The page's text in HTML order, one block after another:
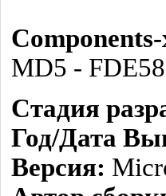
MD5 -
Стадия
Год/Дата
Версия: